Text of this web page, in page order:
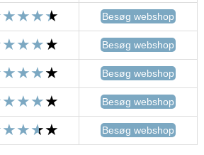
Besøg webshop
Besøg webshop
Besøg webshop
Besøg webshop
Besøg webshop